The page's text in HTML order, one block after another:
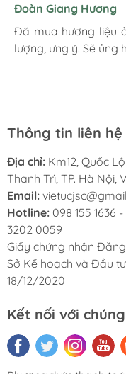
Hương Suri
Mình rất ưng khi
mặt hàng phong
Đoàn Giang Hương
Đã mua hương liệu
lượng, ưng ý. Sẽ ủng
Ngọc Anh
Đóng gói chắc chắn
Hình ảnh sản phẩm
Thông tin liên hệ
Địa chỉ: Km12, Quốc
Thanh Trì, TP. Hà Nội,
Email:
Hotline: 098 155 1636 -
3202 0059
Giấy chứng nhận
Sở Kế hoạch và Đầu
18/12/2020
Kết nối với